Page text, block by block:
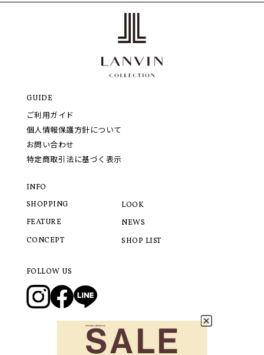
GUIDE
ご利用ガイド
個人情報保護方針について
お問い合わせ
特定商取引法に基づく表示
INFO
SHOPPING
FEATURE
CONCEPT
LOOK
NEWS
SHOP LIST
FOLLOW US